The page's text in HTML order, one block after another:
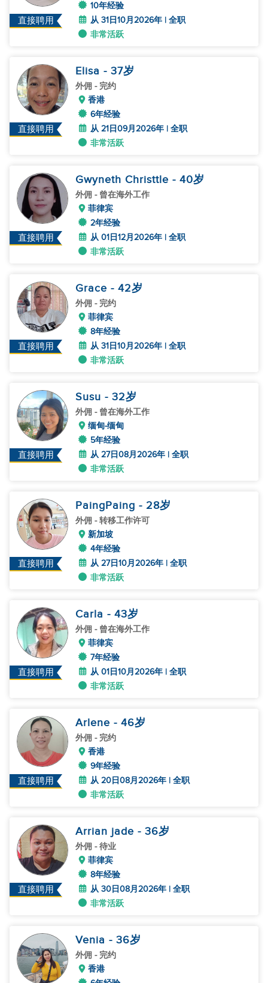
直接聘用
10年经验
从 31日10月2026年 | 全职
非常活跃
直接聘用
Elisa - 37岁
外佣 - 完约
香港
6年经验
从 21日09月2026年 | 全职
非常活跃
直接聘用
Gwyneth Christtle - 40岁
外佣 - 曾在海外工作
菲律宾
2年经验
从 01日12月2026年 | 全职
非常活跃
直接聘用
Grace - 42岁
外佣 - 完约
菲律宾
8年经验
从 31日10月2026年 | 全职
非常活跃
直接聘用
Susu - 32岁
外佣 - 曾在海外工作
缅甸-缅甸
5年经验
从 27日08月2026年 | 全职
非常活跃
直接聘用
PaingPaing - 28岁
外佣 - 转移工作许可
新加坡
4年经验
从 27日10月2026年 | 全职
非常活跃
直接聘用
Carla - 43岁
外佣 - 曾在海外工作
菲律宾
7年经验
从 01日10月2026年 | 全职
非常活跃
直接聘用
Arlene - 46岁
外佣 - 完约
香港
9年经验
从 20日08月2026年 | 全职
非常活跃
直接聘用
Arrian jade - 36岁
外佣 - 待业
菲律宾
8年经验
从 30日08月2026年 | 全职
非常活跃
Venia - 36岁
外佣 - 完约
香港